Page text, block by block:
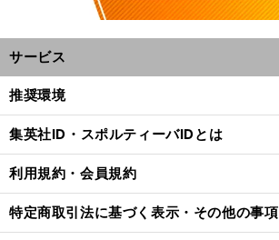
サービス
推奨環境
集英社ID・スポルティーバIDとは
利用規約・会員規約
特定商取引法に基づく表示・その他の事項